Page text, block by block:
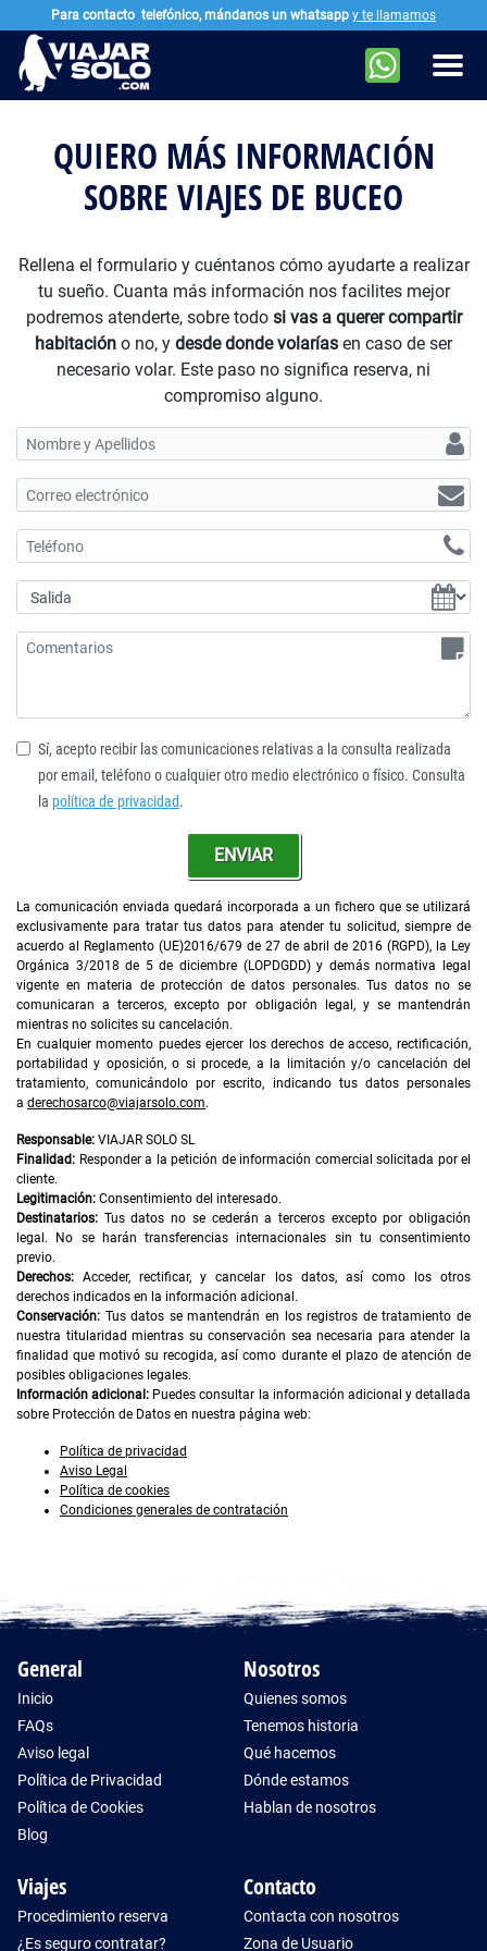
Ir al contenido principal
QUIERO MÁS INFORMACIÓN
SOBRE VIAJES DE BUCEO
Rellena el formulario y cuéntanos cómo ayudarte a realizar
tu sueño. Cuanta más información nos facilites mejor
podremos atenderte, sobre todo si vas a querer compartir
habitación o no, y desde donde volarías en caso de ser
necesario volar. Este paso no significa reserva, ni
compromiso alguno.
Sí, acepto recibir las comunicaciones relativas a la consulta realizada
por email, teléfono o cualquier otro medio electrónico o físico. Consulta
la política de privacidad.
ENVIAR
La comunicación enviada quedará incorporada a un fichero que se utilizará
exclusivamente para tratar tus datos para atender tu solicitud, siempre de
acuerdo al Reglamento (UE)2016/679 de 27 de abril de 2016 (RGPD), la Ley
Orgánica 3/2018 de 5 de diciembre (LOPDGDD) y demás normativa legal
vigente en materia de protección de datos personales. Tus datos no se
comunicaran a terceros, excepto por obligación legal, y se mantendrán
mientras no solicites su cancelación.
En cualquier momento puedes ejercer los derechos de acceso, rectificación,
portabilidad y oposición, o si procede, a la limitación y/o cancelación del
tratamiento, comunicándolo por escrito, indicando tus datos personales
a derechosarco@viajarsolo.com.
Responsable: VIAJAR SOLO SL
Finalidad: Responder a la petición de información comercial solicitada por el
cliente.
Legitimación: Consentimiento del interesado.
Destinatarios: Tus datos no se cederán a terceros excepto por obligación
legal. No se harán transferencias internacionales sin tu consentimiento
previo.
Derechos: Acceder, rectificar, y cancelar los datos, así como los otros
derechos indicados en la información adicional.
Conservación: Tus datos se mantendrán en los registros de tratamiento de
nuestra titularidad mientras su conservación sea necesaria para atender la
finalidad que motivó su recogida, así como durante el plazo de atención de
posibles obligaciones legales.
Información adicional: Puedes consultar la información adicional y detallada
sobre Protección de Datos en nuestra página web:
Política de privacidad
Aviso Legal
Política de cookies
Condiciones generales de contratación
General
Inicio
FAQs
Aviso legal
Política de Privacidad
Política de Cookies
Blog
Nosotros
Quienes somos
Tenemos historia
Qué hacemos
Dónde estamos
Hablan de nosotros
Viajes
Procedimiento reserva
¿Es seguro contratar?
Contacto
Contacta con nosotros
Zona de Usuario
Para contacto telefónico, mándanos un whatsapp y te llamamos